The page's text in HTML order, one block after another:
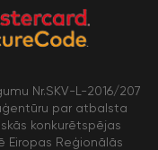
Nr.SKV-L-2016/207
par atbalsta
konkurētspējas
Eiropas Reģionālās